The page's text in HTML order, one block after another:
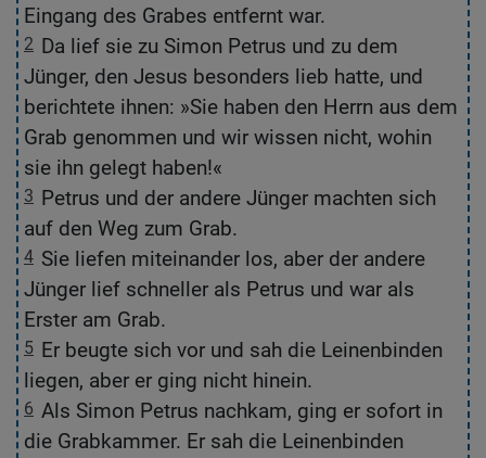
Eingang des Grabes entfernt war.
2 Da lief sie zu Simon Petrus und zu dem
Jünger, den Jesus besonders lieb hatte, und
berichtete ihnen: »Sie haben den Herrn aus dem
Grab genommen und wir wissen nicht, wohin
sie ihn gelegt haben!«
3 Petrus und der andere Jünger machten sich
auf den Weg zum Grab.
4 Sie liefen miteinander los, aber der andere
Jünger lief schneller als Petrus und war als
Erster am Grab.
5 Er beugte sich vor und sah die Leinenbinden
liegen, aber er ging nicht hinein.
6 Als Simon Petrus nachkam, ging er sofort in
die Grabkammer. Er sah die Leinenbinden
2
3
4
5
6